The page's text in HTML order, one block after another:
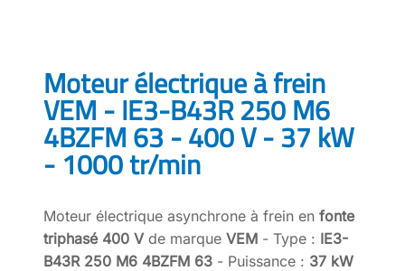
Moteur électrique à frein
VEM - IE3-B43R 250 M6
4BZFM 63 - 400 V - 37 kW
- 1000 tr/min
Moteur électrique asynchrone à frein en fonte
triphasé 400 V de marque VEM - Type : IE3-
B43R 250 M6 4BZFM 63 - Puissance : 37 kW